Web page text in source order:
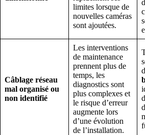
limites lorsque de
nouvelles caméras
sont ajoutées.
Câblage réseau
mal organisé ou
non identifié
Les interventions
de maintenance
prennent plus de
temps, les
diagnostics sont
plus complexes et
le risque d’erreur
augmente lors
d’une évolution
de l’installation.